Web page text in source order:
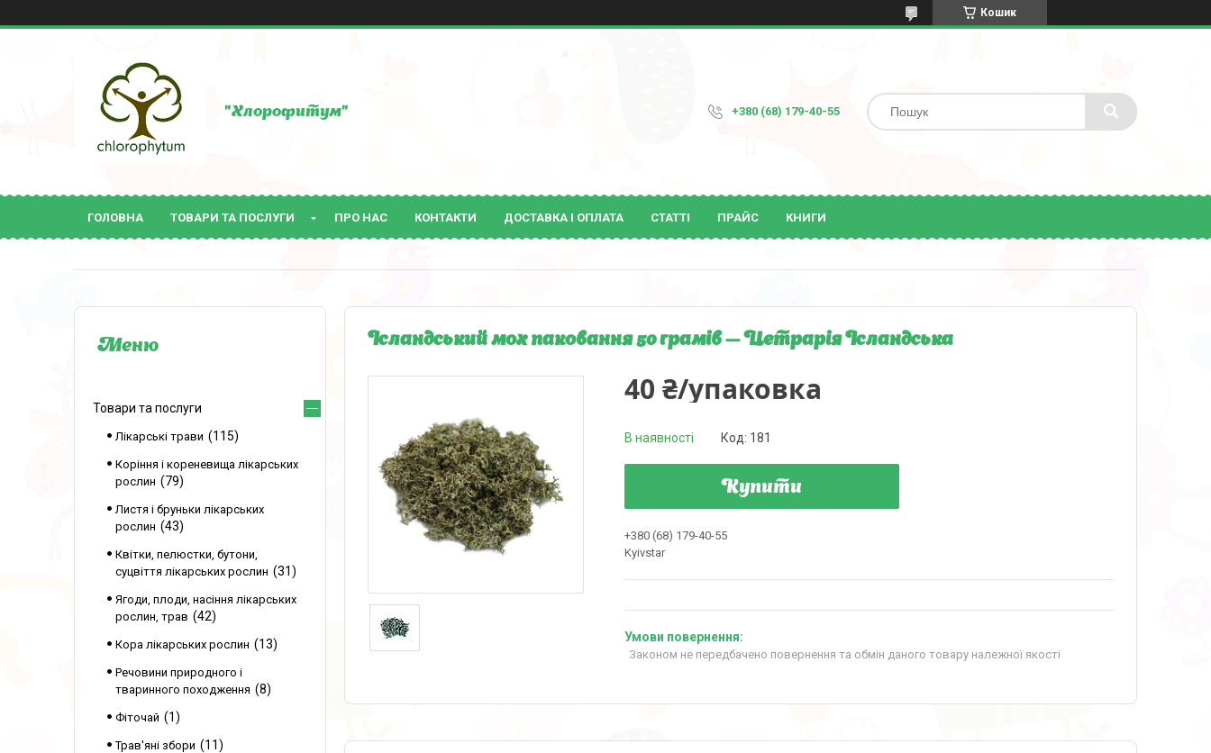
Кошик
"Хлорофитум" +380 (68) 179-40-55
ГОЛОВНА ТОВАРИ ТА ПОСЛУГИ ПРО НАС КОНТАКТИ ДОСТАВКА І ОПЛАТА СТАТТІ ПРАЙС КНИГИ
Ісландський мох паковання 50 грамів — Цетрарія Ісландська
40 ₴/упаковка
В наявності Код: 181
Купити
+380 (68) 179-40-55
Kyivstar
Законом не передбачено повернення та обмін даного товару належної якості
Товари та послуги
Лікарські трави 115
Коріння і кореневища лікарських
рослин
79
Листя і бруньки лікарських
рослин
43
Квітки, пелюстки, бутони,
суцвіття лікарських рослин
31
Ягоди, плоди, насіння лікарських
рослин, трав
42
Кора лікарських рослин 13
Речовини природного і
тваринного походження
8
Фіточай 1
Трав'яні збори 11